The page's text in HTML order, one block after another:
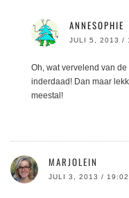
ANNESOPHIE
JULI 5, 2013 /
Oh, wat vervelend van
inderdaad! Dan maar
meestal!
MARJOLEIN
JULI 3, 2013 / 19:02